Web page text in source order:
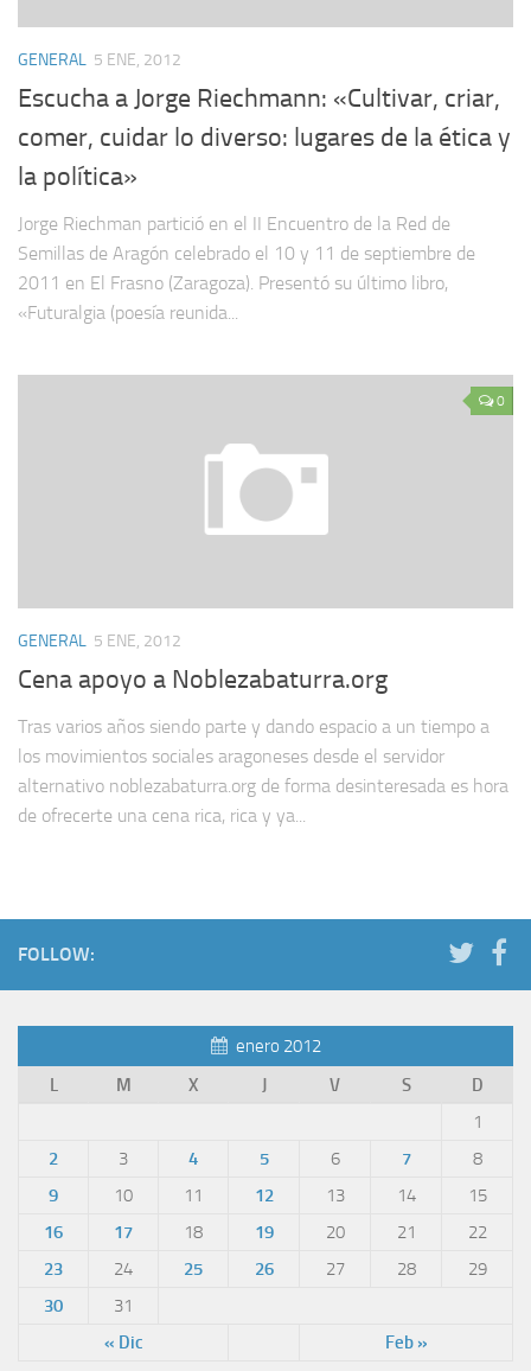
GENERAL 5 ENE, 2012
Escucha a Jorge Riechmann: «Cultivar, criar,
comer, cuidar lo diverso: lugares de la ética y
la polí­tica»
Jorge Riechman partició en el II Encuentro de la Red de
Semillas de Aragón celebrado el 10 y 11 de septiembre de
2011 en El Frasno (Zaragoza). Presentó su último libro,
«Futuralgia (poesía reunida...
0
GENERAL 5 ENE, 2012
Cena apoyo a Noblezabaturra.org
Tras varios años siendo parte y dando espacio a un tiempo a
los movimientos sociales aragoneses desde el servidor
alternativo noblezabaturra.org de forma desinteresada es hora
de ofrecerte una cena rica, rica y ya...
FOLLOW:
enero 2012
L
M X J V S D
« Dic Feb »
1
2
3 4 5 6 7
8
9
10 11 12 13 14
15
16
17 18 19 20 21
22
23
24 25 26 27 28
29
30
31